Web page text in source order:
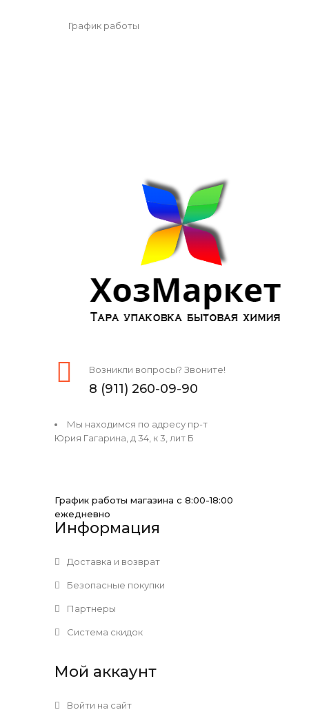
График работы
Возникли вопросы? Звоните!
8 (911) 260-09-90
Мы находимся по адресу пр-т
Юрия Гагарина, д 34, к 3, лит Б
График работы магазина с 8:00-18:00
ежедневно
Информация
Доставка и возврат
Безопасные покупки
Партнеры
Система скидок
Мой аккаунт
Войти на сайт